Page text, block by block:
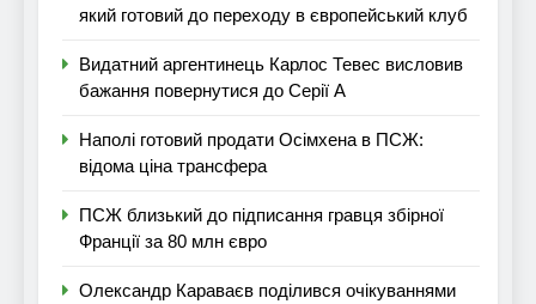
який готовий до переходу в європейський клуб
Видатний аргентинець Карлос Тевес висловив
бажання повернутися до Серії А
Наполі готовий продати Осімхена в ПСЖ:
відома ціна трансфера
ПСЖ близький до підписання гравця збірної
Франції за 80 млн євро
Олександр Караваєв поділився очікуваннями